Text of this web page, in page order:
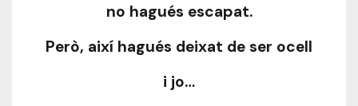
no hagués escapat.
Però, així hagués deixat de ser ocell
i jo…